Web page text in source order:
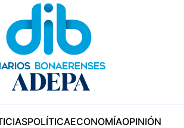
POLÍTICAECONOMÍAOPINIÓN